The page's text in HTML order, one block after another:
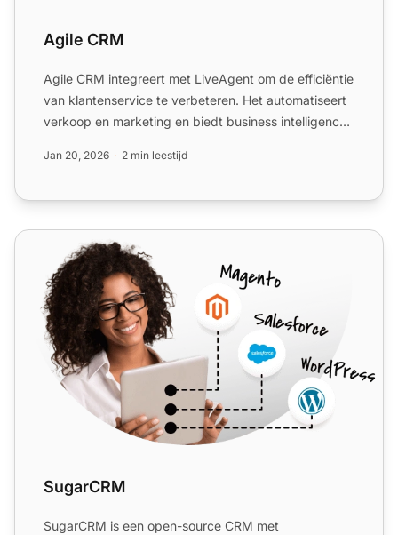
Agile CRM
Agile CRM integreert met LiveAgent om de efficiëntie
van klantenservice te verbeteren. Het automatiseert
verkoop en marketing en biedt business intelligence.
Jan 20, 2026 2 min leestijd
SugarCRM
SugarCRM
SugarCRM is een open-source CRM met